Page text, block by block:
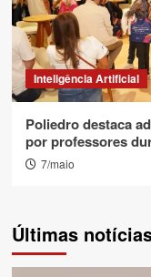
Inteligência Artificial
Poliedro destaca
por professores
7/maio
Últimas